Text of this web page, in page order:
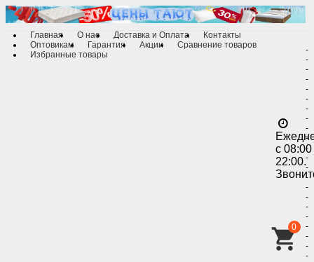
Главная О нас Доставка и Оплата
Контакты
Оптовикам
Гарантия Акции
Сравнение товаров
Избранные товары
с
22:00.
-
-
-
-
-
-
-
-
-
-
-
-
-
-
-
-
-
-
-
-
-
-
0